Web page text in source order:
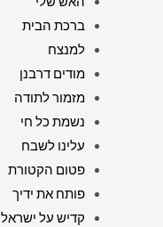
ברכת הבית
למנצח
מודים דרבנן
מזמור לתודה
נשמת כל חי
עלינו לשבח
פטום הקטורת
פותח את ידיך
קדיש על ישראל